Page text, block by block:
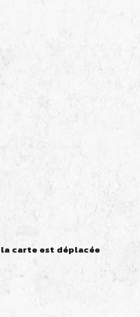
carte est déplacée